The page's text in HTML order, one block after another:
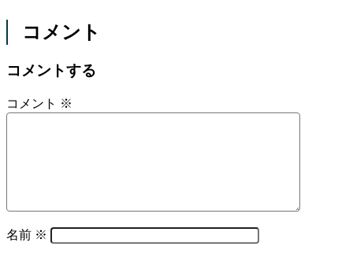
コメント
コメントする
コメント ※
名前 ※